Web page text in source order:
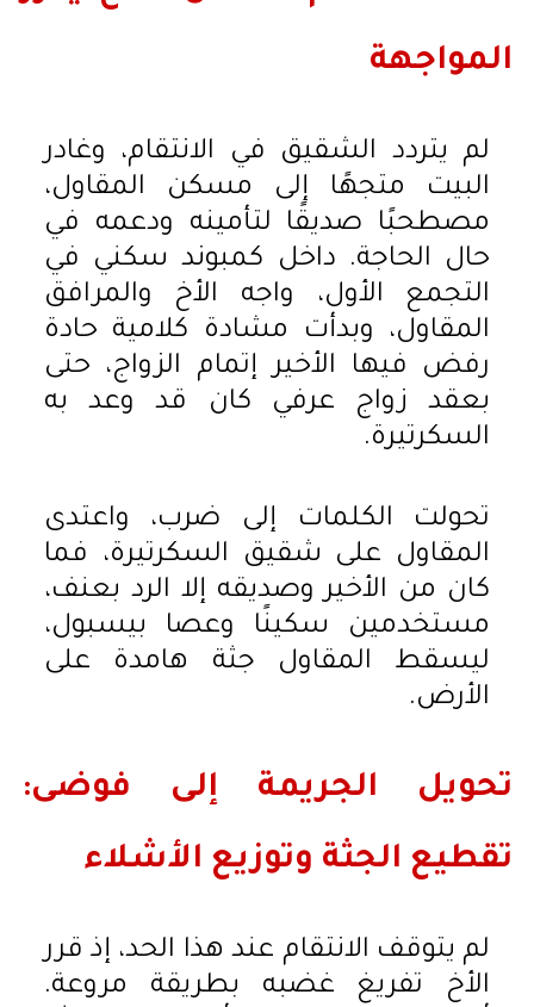
المواجهة
لم يتردد الشقيق في الانتقام، وغادر
البيت متجهًا إلى مسكن المقاول،
مصطحبًا صديقًا لتأمينه ودعمه في
حال الحاجة. داخل كمبوند سكني في
التجمع الأول، واجه الأخ والمرافق
المقاول، وبدأت مشادة كلامية حادة
رفض فيها الأخير إتمام الزواج، حتى
بعقد زواج عرفي كان قد وعد به
السكرتيرة.
تحولت الكلمات إلى ضرب، واعتدى
المقاول على شقيق السكرتيرة، فما
كان من الأخير وصديقه إلا الرد بعنف،
مستخدمين سكينًا وعصا بيسبول،
ليسقط المقاول جثة هامدة على
الأرض.
تحويل الجريمة إلى فوضى:
تقطيع الجثة وتوزيع الأشلاء
لم يتوقف الانتقام عند هذا الحد، إذ قرر
الأخ تفريغ غضبه بطريقة مروعة.